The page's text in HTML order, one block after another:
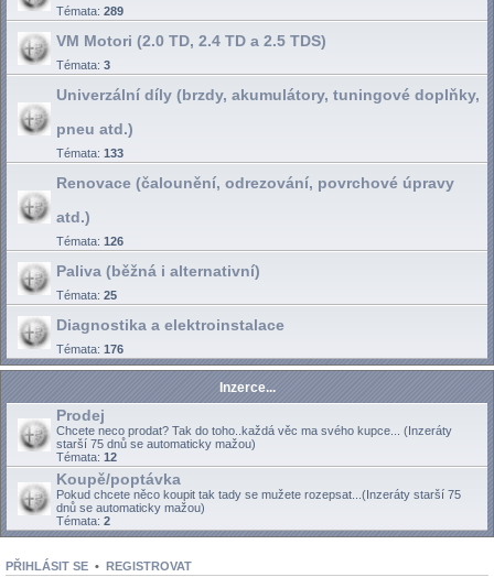
Témata: 289
VM Motori (2.0 TD, 2.4 TD a 2.5 TDS)
Témata: 3
Univerzální díly (brzdy, akumulátory, tuningové doplňky,
pneu atd.)
Témata: 133
Renovace (čalounění, odrezování, povrchové úpravy
atd.)
Témata: 126
Paliva (běžná i alternativní)
Témata: 25
Diagnostika a elektroinstalace
Témata: 176
Inzerce...
Prodej
Chcete neco prodat? Tak do toho..každá věc ma svého kupce... (Inzeráty
starší 75 dnů se automaticky mažou)
Témata: 12
Koupě/poptávka
Pokud chcete něco koupit tak tady se mužete rozepsat...(Inzeráty starší 75
dnů se automaticky mažou)
Témata: 2
PŘIHLÁSIT SE • REGISTROVAT